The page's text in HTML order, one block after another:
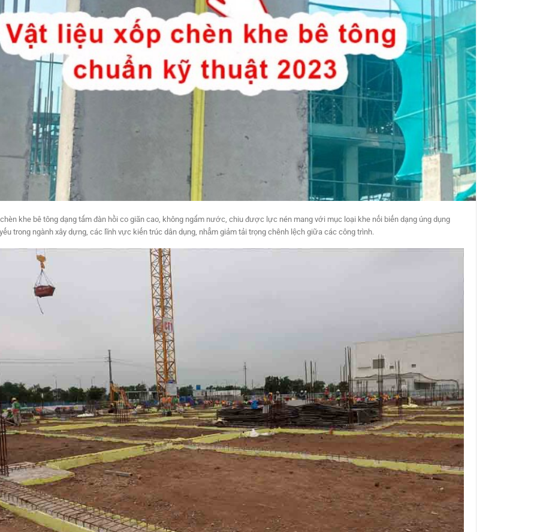
khe bê tông dạng tấm đàn hồi co giãn cao, không ngấm nước, chiu được lực nén mang với mục loại khe nối biến dạng úng dụng
trong ngành xây dựng, các lĩnh vực kiến trúc dân dụng, nhẳm giảm tải trọng chênh lệch giữa các công trình.